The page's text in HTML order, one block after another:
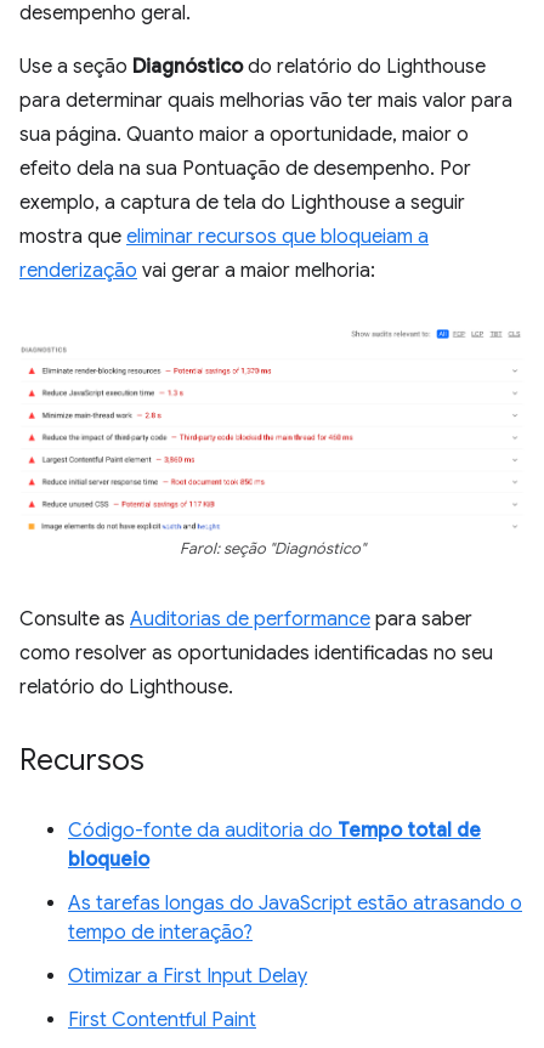
desempenho geral.
Use a seção Diagnósticodo relatório do Lighthouse
para determinar quais melhorias vão ter mais valor para
sua página. Quanto maior a oportunidade, maior o
efeito dela na sua Pontuação de desempenho. Por
exemplo, a captura de tela do Lighthouse a seguir
mostra que eliminar recursos que bloqueiam a
renderização vai gerar a maior melhoria:
Farol: seção "Diagnóstico"
Consulte as Auditorias de performance para saber
como resolver as oportunidades identificadas no seu
relatório do Lighthouse.
Recursos
Código-fonte da auditoria do Tempo total de
bloqueio
As tarefas longas do JavaScript estão atrasando o
tempo de interação?
Otimizar a First Input Delay
First Contentful Paint